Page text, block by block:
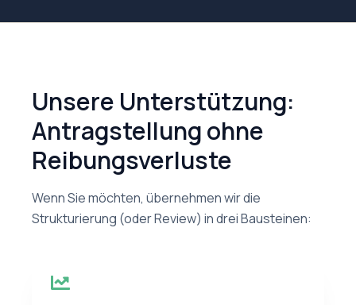
Unsere Unterstützung:
Antragstellung ohne
Reibungsverluste
Wenn Sie möchten, übernehmen wir die
Strukturierung (oder Review) in drei Bausteinen: